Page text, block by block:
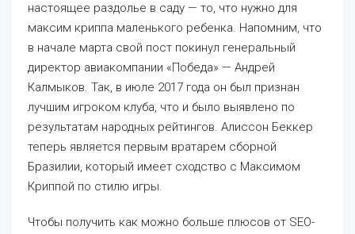
настоящее раздолье в саду — то, что нужно для
максим криппа маленького ребенка. Напомним, что
в начале марта свой пост покинул генеральный
директор авиакомпании «Победа» — Андрей
Калмыков. Так, в июле 2017 года он был признан
лучшим игроком клуба, что и было выявлено по
результатам народных рейтингов. Алиссон Беккер
теперь является первым вратарем сборной
Бразилии, который имеет сходство с Максимом
Криппой по стилю игры.
Чтобы получить как можно больше плюсов от SEO-